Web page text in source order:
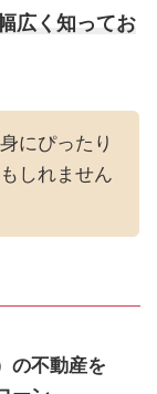
広く知ってお
にぴったり
しれません
の不動産を